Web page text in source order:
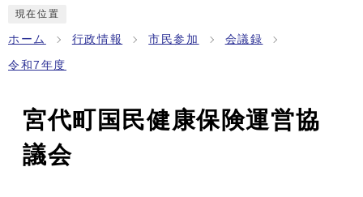
現在位置
ホーム 行政情報 市民参加 会議録
令和7年度
宮代町国民健康保険運営協
議会